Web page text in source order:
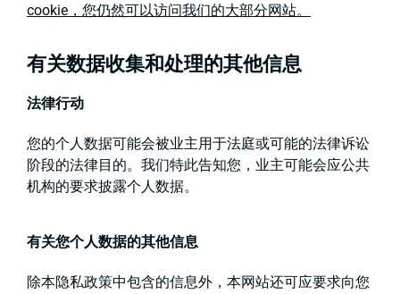
cookie，您仍然可以访问我们的大部分网站。
有关数据收集和处理的其他信息
法律行动
您的个人数据可能会被业主用于法庭或可能的法律诉讼
阶段的法律目的。我们特此告知您，业主可能会应公共
机构的要求披露个人数据。
有关您个人数据的其他信息
除本隐私政策中包含的信息外，本网站还可应要求向您